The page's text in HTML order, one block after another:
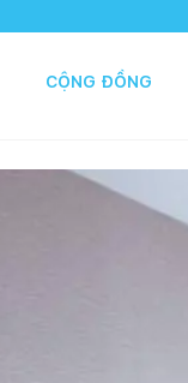
CỘNG ĐỒNG